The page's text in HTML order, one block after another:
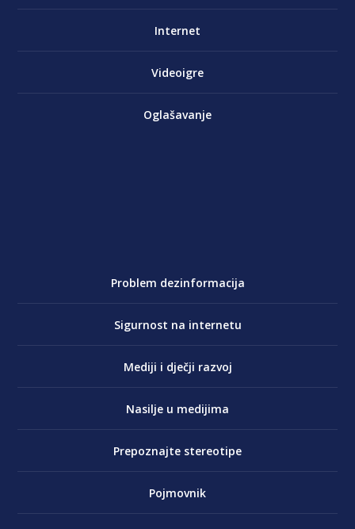
Internet
Videoigre
Oglašavanje
Problem dezinformacija
Sigurnost na internetu
Mediji i dječji razvoj
Nasilje u medijima
Prepoznajte stereotipe
Pojmovnik